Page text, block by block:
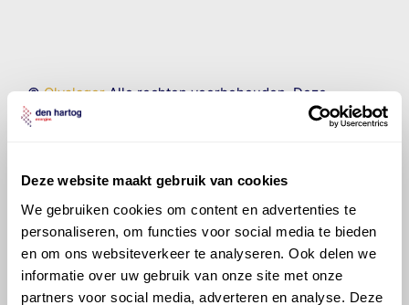
Deze website maakt gebruik van cookies
We gebruiken cookies om content en advertenties te
personaliseren, om functies voor social media te bieden
en om ons websiteverkeer te analyseren. Ook delen we
informatie over uw gebruik van onze site met onze
partners voor social media, adverteren en analyse. Deze
©OlyslagerAlle rechten voorbehouden. Deze
informatie mag noch geheel noch gedeeltelijk worden
gereproduceerd, opgeslagen in een database of op
voorafgaande schriftelijke toestemming van Olyslager
Organisation B.V. Hoewel alles in het werk is gesteld
om ervoor te zorgen dat deze gegevens zo accuraat
en compleet mogelijk zijn, wordt geen
aansprakelijkheid aanvaard, anders dan waartoe een
wettelijke verplichting bestaat, voor schade of verlies
veroorzaakt door fouten of omissies in de verstrekte